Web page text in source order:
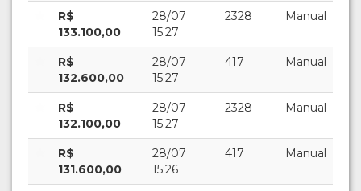
R$
133.100,00
28/07
15:27
2328 Manual
R$
132.600,00
28/07
15:27
417 Manual
R$
132.100,00
28/07
15:27
2328 Manual
R$
131.600,00
28/07
15:26
417 Manual